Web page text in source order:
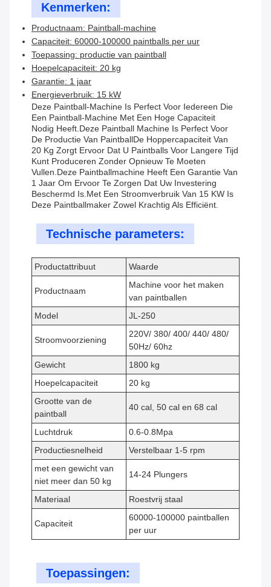
Kenmerken:
Productnaam: Paintball-machine
Capaciteit: 60000-100000 paintballs per uur
Toepassing: productie van paintball
Hoepelcapaciteit: 20 kg
Garantie: 1 jaar
Energieverbruik: 15 kW
Deze Paintball-Machine Is Perfect Voor Iedereen Die
Een Paintball-Machine Met Een Hoge Capaciteit
Nodig Heeft.deze Paintball Machine Is Perfect Voor
De Productie Van PaintballDe Hoppercapaciteit Van
20 Kg Zorgt Ervoor Dat U Paintballs Voor Langere Tijd
Kunt Produceren Zonder Opnieuw Te Moeten
Vullen.Deze Paintballmachine Heeft Een Garantie Van
1 Jaar Om Ervoor Te Zorgen Dat Uw Investering
Beschermd Is.Met Een Stroomverbruik Van 15 KW Is
Deze Paintballmaker Zowel Krachtig Als Efficiënt.
Technische parameters:
Productattribuut Waarde
Productnaam
Machine voor het maken
van paintballen
Model
JL-250
Stroomvoorziening
220V/ 380/ 400/ 440/ 480/
50Hz/ 60hz
Gewicht
1800 kg
Hoepelcapaciteit
20 kg
Grootte van de
paintball
40 cal, 50 cal en 68 cal
Luchtdruk
0.6-0.8Mpa
Productiesnelheid
Verstelbaar 1-5 rpm
met een gewicht van
niet meer dan 50 kg
14-24 Plungers
Materiaal Roestvrij staal
Capaciteit
60000-100000 paintballen
per uur
Toepassingen: